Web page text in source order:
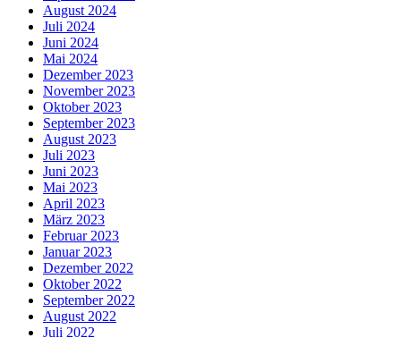
August 2024
Juli 2024
Juni 2024
Mai 2024
Dezember 2023
November 2023
Oktober 2023
September 2023
August 2023
Juli 2023
Juni 2023
Mai 2023
April 2023
März 2023
Februar 2023
Januar 2023
Dezember 2022
Oktober 2022
September 2022
August 2022
Juli 2022